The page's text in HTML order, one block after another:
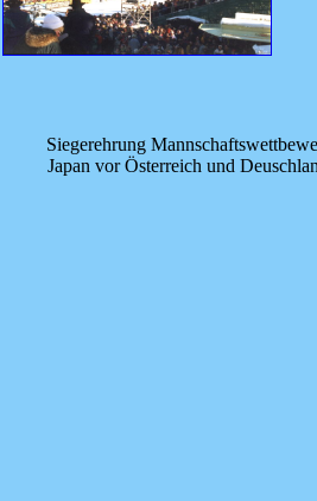
Siegerehrung
Japan vor Österreich und